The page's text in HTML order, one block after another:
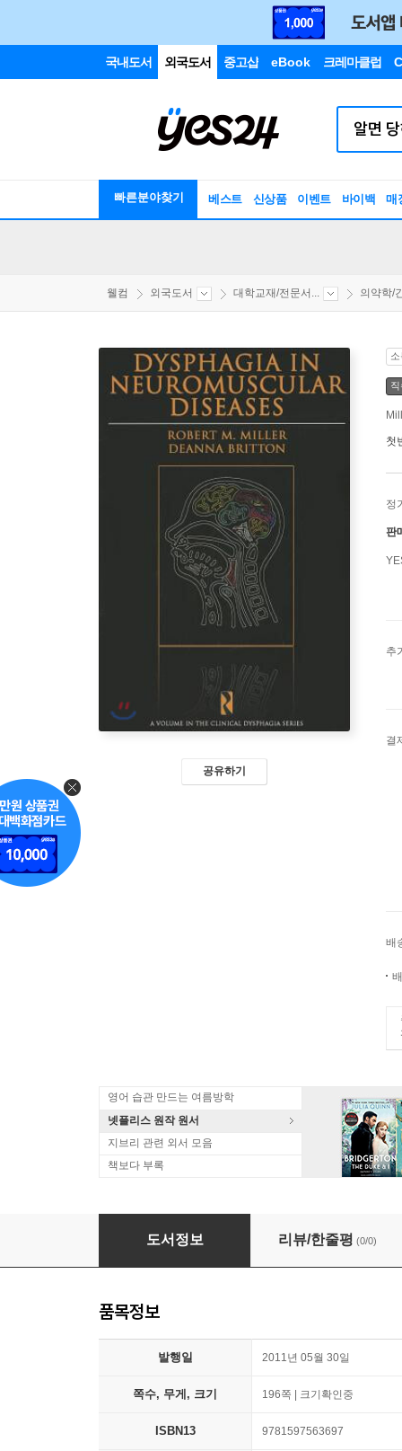
국내도서 외국도서 중고샵 eBook 크레마클럽
빠른분야찾기 베스트 신상품 이벤트 바이백 매
웰컴 외국도서 대학교재/전문서... 의약학/
공유하기
첫
정
판
추
결
배
영어 습관 만드는 여름방학
넷플리스 원작 원서
지브리 관련 외서 모음
책보다 부록
Dysphagia in Neuromuscular Diseases
도서정보 리뷰/한줄평 (0/0)
품목정보
발행일 2011년 05월 30일
쪽수, 무게, 크기 196쪽 | 크기확인중
ISBN13 9781597563697